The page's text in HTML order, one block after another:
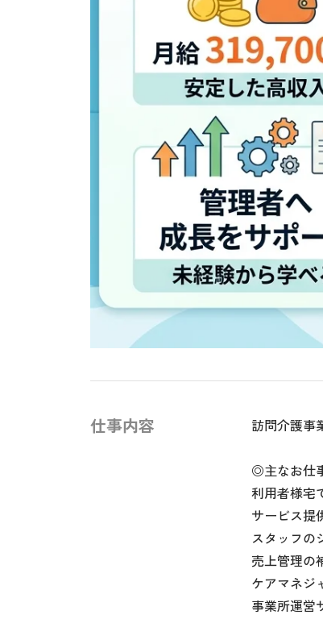
仕事内容 訪問介護事
◎主なお仕
利用者様宅
サービス提
スタッフの
売上管理の
ケアマネジ
事業所運営